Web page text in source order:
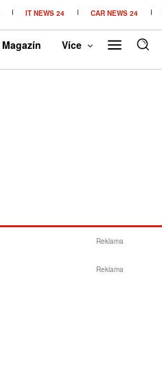
IT NEWS 24 CAR NEWS 24
Magazín Více
Reklama
Reklama